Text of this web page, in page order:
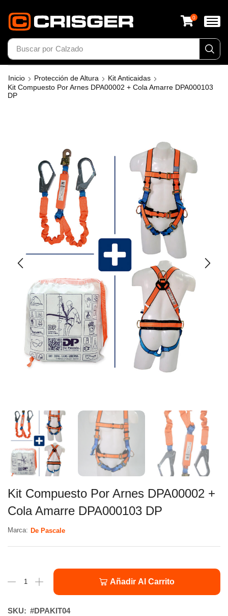
Buscar por Calzado
0
Inicio Protección de Altura
Kit Anticaidas
Kit Compuesto Por Arnes DPA00002 + Cola Amarre DPA000103
DP
Kit Compuesto Por Arnes DPA00002 +
Cola Amarre DPA000103 DP
Marca: De Pascale
Añadir Al Carrito
SKU: #DPAKIT04